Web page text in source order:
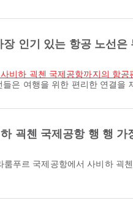
인기 있는 항공 노선은
비하 괵첸 국제공항까지의 항공
은 여행을 위한 편리한 연결을
괵첸 국제공항 행 행